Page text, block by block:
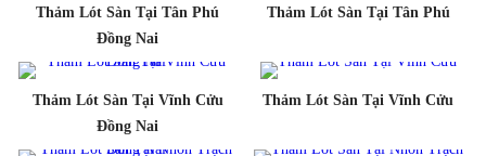
Thảm Lót Sàn Tại Tân Phú
Đồng Nai
Thảm Lót Sàn Tại Tân Phú
Thảm Lót Sàn Tại Vĩnh Cửu
Đồng Nai
Thảm Lót Sàn Tại Vĩnh Cửu